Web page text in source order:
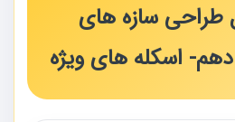
طراحی سازه های
اسکله های ویژه